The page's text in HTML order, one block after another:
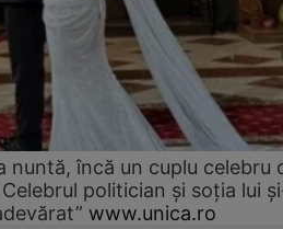
nuntă, încă un cuplu celebru
politician și soția lui
www.unica.ro